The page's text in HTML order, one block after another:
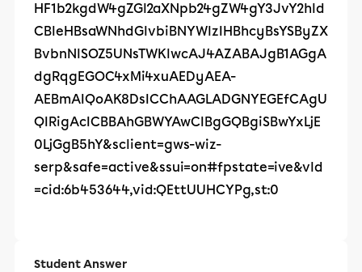
HF1b2kgdW4gZGl2aXNpb24gZW4gY3JvY2hld
CBleHBsaWNhdGlvbiBNYWlzIHBhcyBsYSByZX
BvbnNlSOZ5UNsTWKlwcAJ4AZABAJgB1AGgA
dgRqgEGOC4xMi4xuAEDyAEA-
AEBmAIQoAK8DsICChAAGLADGNYEGEfCAgU
QIRigAcICBBAhGBWYAwCIBgGQBgiSBwYxLjE
0LjGgB5hY&sclient=gws-wiz-
serp&safe=active&ssui=on#fpstate=ive&vld
=cid:6b453644,vid:QEttUUHCYPg,st:0
Student Answer